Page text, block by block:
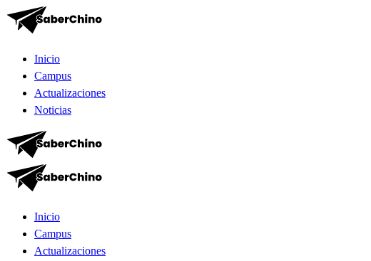
Inicio
Campus
Actualizaciones
Noticias
Inicio
Campus
Actualizaciones